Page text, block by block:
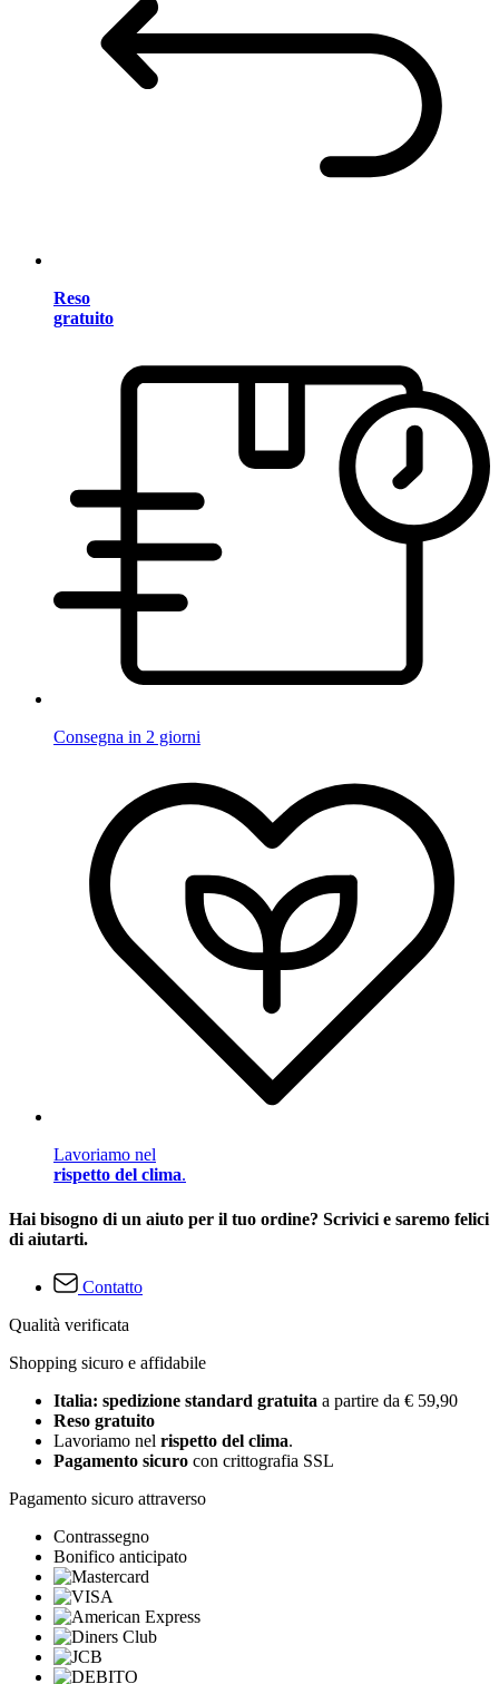
Reso
gratuito
Consegna in 2 giorni
Lavoriamo nel
rispetto del clima.
Hai bisogno di un aiuto per il tuo ordine? Scrivici e saremo felici
di aiutarti.
Contatto
Qualità verificata
Shopping sicuro e affidabile
Italia: spedizione standard gratuita a partire da € 59,90
Reso gratuito
Lavoriamo nel rispetto del clima.
Pagamento sicuro con crittografia SSL
Pagamento sicuro attraverso
Contrassegno
Bonifico anticipato